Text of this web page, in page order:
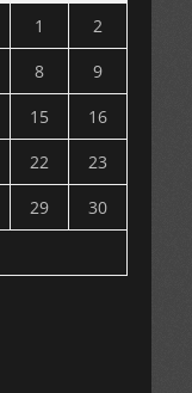
1
2
8
9
15
16
22
23
29
30